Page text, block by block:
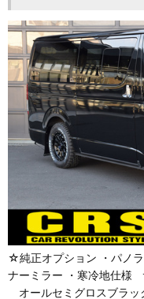
☆純正オプション ・パノ
ナーミラー ・寒冷地仕
オールセミグロスブラ